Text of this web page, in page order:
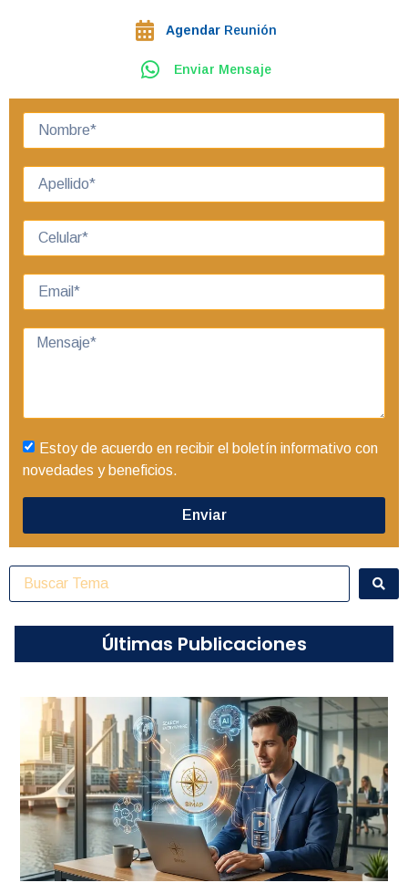
Agendar Reunión
Enviar Mensaje
Estoy de acuerdo en recibir el boletín informativo con
novedades y beneficios.
Enviar
Últimas Publicaciones